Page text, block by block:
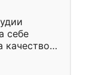
себе
качеством
почти